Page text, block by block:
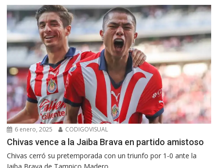
6 enero, 2025 CODIGOVISUAL
Chivas vence a la Jaiba Brava en partido amistoso
Chivas cerró su pretemporada con un triunfo por 1-0 ante la